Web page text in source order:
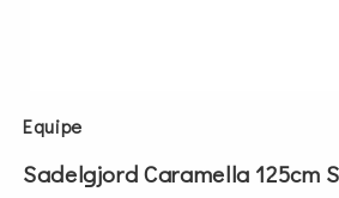
Equipe
Sadelgjord Caramella 125cm